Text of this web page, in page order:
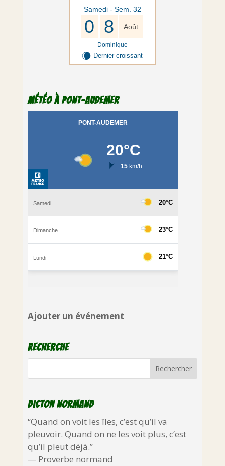
Samedi - Sem. 32
0 8 Août
Dominique
W Dernier croissant
Météo à Pont-Audemer
Ajouter un événement
Recherche
Dicton normand
“Quand on voit les îles, c’est qu’il va
pleuvoir. Quand on ne les voit plus, c’est
qu’il pleut déjà.”
— Proverbe normand